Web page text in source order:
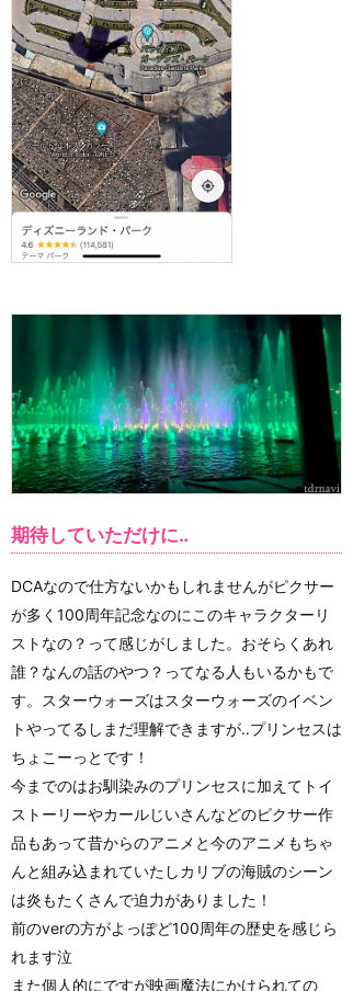
期待していただけに‥
DCAなので仕方ないかもしれませんがピクサー
が多く100周年記念なのにこのキャラクターリ
ストなの？って感じがしました。おそらくあれ
誰？なんの話のやつ？ってなる人もいるかもで
す。スターウォーズはスターウォーズのイベン
トやってるしまだ理解できますが‥プリンセスは
ちょこーっとです！
今までのはお馴染みのプリンセスに加えてトイ
ストーリーやカールじいさんなどのピクサー作
品もあって昔からのアニメと今のアニメもちゃ
んと組み込まれていたしカリブの海賊のシーン
は炎もたくさんで迫力がありました！
前のverの方がよっぽど100周年の歴史を感じら
れます泣
また個人的にですが映画魔法にかけられての